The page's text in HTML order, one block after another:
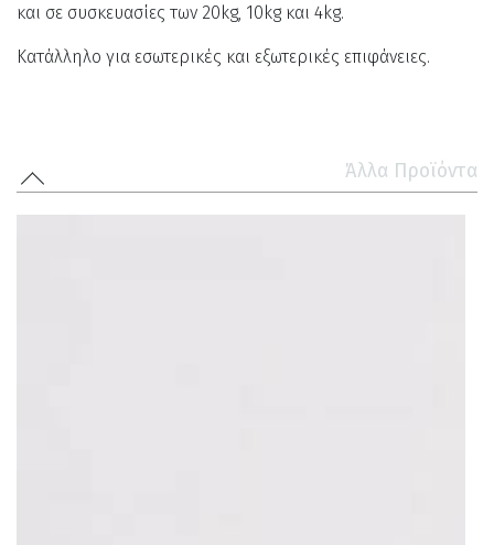
και σε συσκευασίες των 20kg, 10kg και 4kg.
Κατάλληλο για εσωτερικές και εξωτερικές επιφάνειες.
Άλλα Προϊόντα